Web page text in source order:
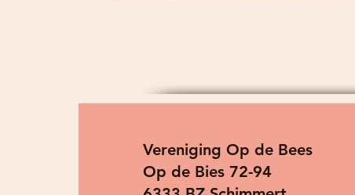
Vereniging Op de Bees
Op de Bies 72-94